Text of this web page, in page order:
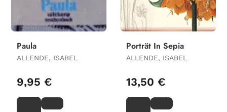
Paula
ALLENDE, ISABEL
9,95 €
Porträt In Sepia
ALLENDE, ISABEL
13,50 €